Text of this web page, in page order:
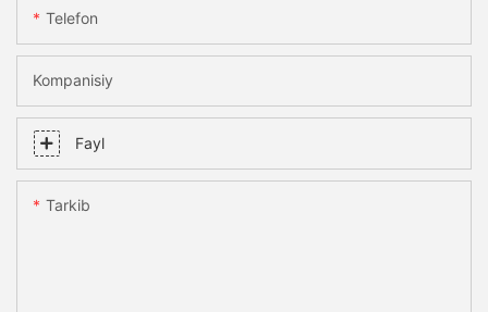
Telefon
Kompanisiy
Fayl
Tarkib